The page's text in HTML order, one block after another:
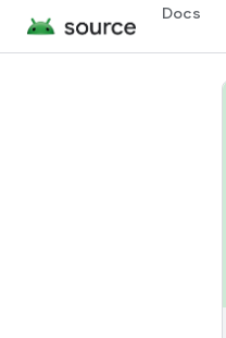
Docs